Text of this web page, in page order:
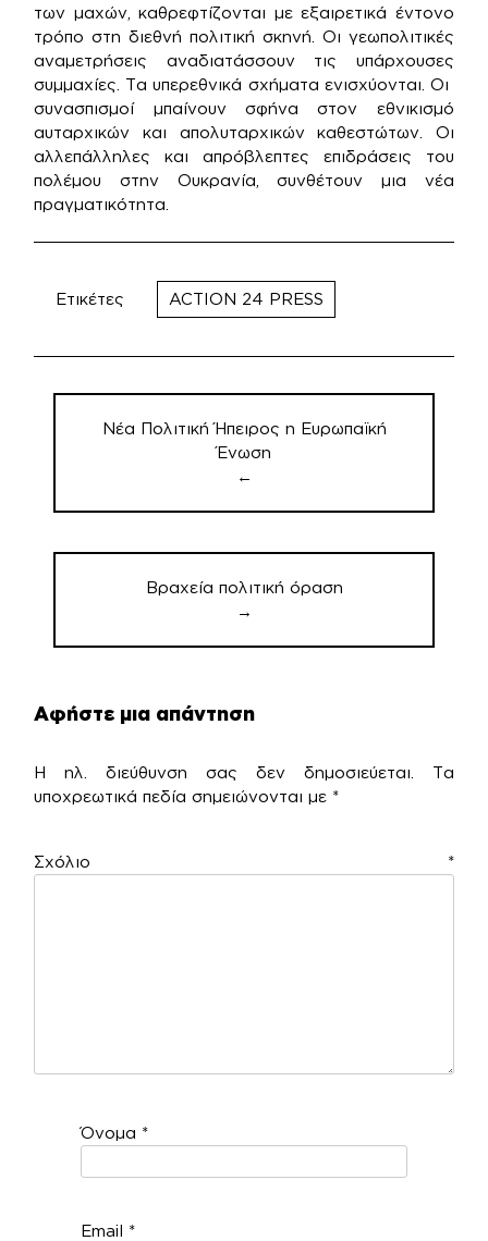
των μαχών, καθρεφτίζονται με εξαιρετικά έντονο
τρόπο στη διεθνή πολιτική σκηνή. Οι γεωπολιτικές
αναμετρήσεις αναδιατάσσουν τις υπάρχουσες
συμμαχίες. Τα υπερεθνικά σχήματα ενισχύονται. Οι
συνασπισμοί μπαίνουν σφήνα στον εθνικισμό
αυταρχικών και απολυταρχικών καθεστώτων. Οι
αλλεπάλληλες και απρόβλεπτες επιδράσεις του
πολέμου στην Ουκρανία, συνθέτουν μια νέα
πραγματικότητα.
Ετικέτες ACTION 24 PRESS
Πλοήγηση
άρθρωνΝέα Πολιτική Ήπειρος η Ευρωπαϊκή
Ένωση
←
Βραχεία πολιτική όραση
→
Αφήστε μια απάντηση
Η ηλ. διεύθυνση σας δεν δημοσιεύεται.
Τα
υποχρεωτικά πεδία σημειώνονται με *
Σχόλιο *
Όνομα *
Email *